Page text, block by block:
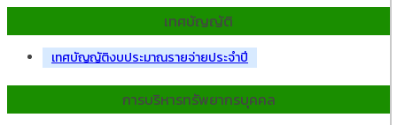
เทศบัญญัติ
เทศบัญญัติงบประมาณรายจ่ายประจำปี
การบริหารทรัพยากรบุคคล